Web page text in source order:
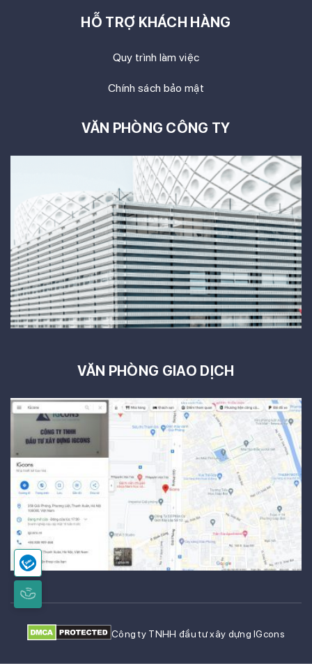
HỖ TRỢ KHÁCH HÀNG
Quy trình làm việc
Chính sách bảo mật
VĂN PHÒNG CÔNG TY
VĂN PHÒNG GIAO DỊCH
Công ty TNHH đầu tư xây dựng IGcons